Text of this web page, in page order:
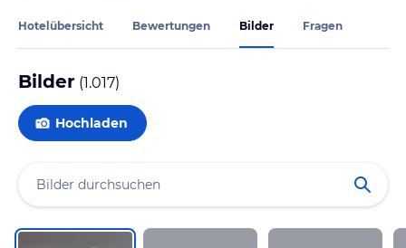
Hotelübersicht Bewertungen Bilder Fragen
Bilder (1.017)
Hochladen